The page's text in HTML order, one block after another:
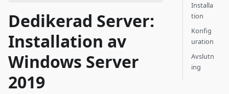
Dedikerad Server:
Installation av
Windows Server
2019
Installa
tion
Konfig
uration
Avslutn
ing